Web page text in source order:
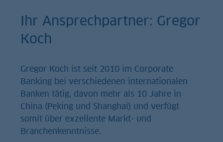
Ihr Ansprechpartner: Gregor
Koch
Gregor Koch ist seit 2010 im Corporate
Banking bei verschiedenen internationalen
Banken tätig, davon mehr als 10 Jahre in
China (Peking und Shanghai) und verfügt
somit über exzellente Markt- und
Branchenkenntnisse.